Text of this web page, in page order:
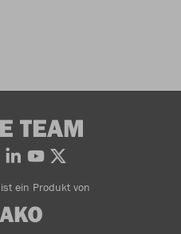
TEAM
ein Produkt von